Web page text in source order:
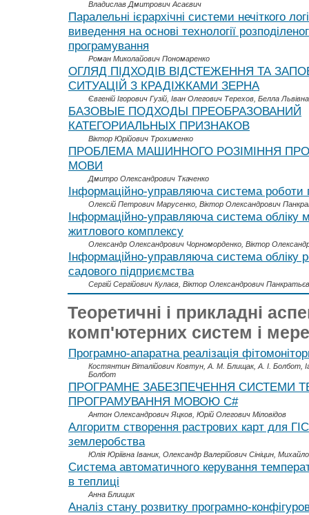
Владислав Дмитрович Асаєвич
Паралельні ієрархічні системи нечіткого
виведення на основі технології
програмування
Роман Миколайович Пономаренко
ОГЛЯД ПІДХОДІВ ВІДСТЕЖЕННЯ ТА
СИТУАЦІЙ З КРАДІЖКАМИ ЗЕРНА
Євгеній Ігорович Гузій, Іван Олегович Терехов, Белла
БАЗОВЫЕ ПОДХОДЫ ПРЕОБРАЗОВАНИЙ
КАТЕГОРИАЛЬНЫХ ПРИЗНАКОВ
Віктор Юрійович Трохименко
ПРОБЛЕМА МАШИННОГО РОЗІМІННЯ
МОВИ
Дмитро Олександрович Ткаченко
Інформаційно-управляюча система роботи
Олексій Петрович Марусенко, Віктор Олександрович
Інформаційно-управляюча система обліку
житлового комплексу
Олександр Олександрович Чорноморденко, Віктор
Інформаційно-управляюча система обліку
садового підприємства
Сергій Сергійович Кулаєв, Віктор Олександрович Панкратьєв
Теоретичні і прикладні
комп'ютерних систем і
Програмно-апаратна реалізація
Костянтин Віталійович Ковтун, А. М. Блищак, А. І. Болбот,
Болбот
ПРОГРАМНЕ ЗАБЕЗПЕЧЕННЯ СИСТЕМИ
ПРОГРАМУВАННЯ МОВОЮ С#
Антон Олександрович Яцков, Юрій Олегович Міловідов
Алгоритм створення растрових карт для
землеробства
Юлія Юріївна Іваник, Олександр Валерійович Сініцин,
Система автоматичного керування
в теплиці
Анна Блищик
Аналіз стану розвитку програмно-